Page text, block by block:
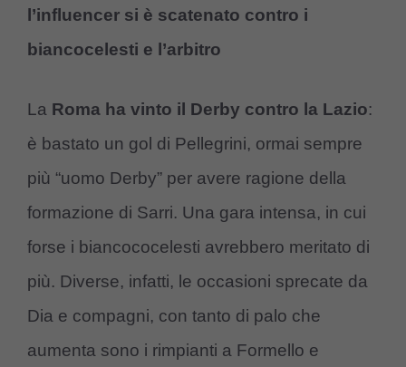
l’influencer si è scatenato contro i
biancocelesti e l’arbitro
La Roma ha vinto il Derby contro la Lazio:
è bastato un gol di Pellegrini, ormai sempre
più “uomo Derby” per avere ragione della
formazione di Sarri. Una gara intensa, in cui
forse i biancococelesti avrebbero meritato di
più. Diverse, infatti, le occasioni sprecate da
Dia e compagni, con tanto di palo che
aumenta sono i rimpianti a Formello e